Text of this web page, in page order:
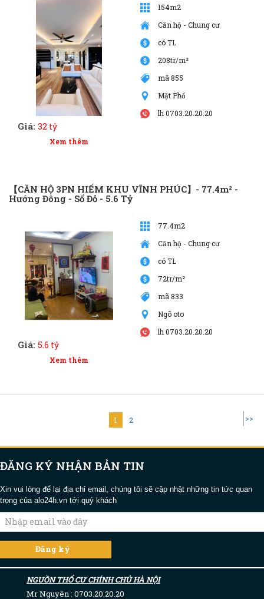
Giá: 32 tỷ
Xem thêm
154m2
Căn hộ - Chung cư
có TL
208tr/m²
mã 855
Mặt Phố
lh 0703.20.20.20
【CĂN HỘ 3PN HIẾM KHU VĨNH PHÚC】- 77.4m² -
Hướng Đông - Sổ Đỏ - 5.6 Tỷ
Giá: 5.6 tỷ
Xem thêm
77.4m2
Căn hộ - Chung cư
có TL
72tr/m²
mã 833
Ngõ oto
lh 0703.20.20.20
1 2 >>
ĐĂNG KÝ NHẬN BẢN TIN
Xin vui lòng để lại địa chỉ email, chúng tôi sẽ cập nhật những tin tức quan
trọng của alo24h.vn tới quý khách
NGUỒN THỔ CƯ CHÍNH CHỦ HÀ NỘI
Mr Nguyên : 0703.20.20.20